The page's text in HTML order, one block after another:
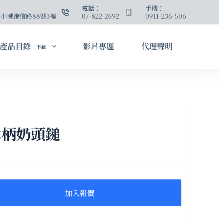
港港信路88號3樓
電話：
07-822-2692
手機：
0911-236-506
品目錄 下載 影片專區 代理聲明
奶頭鎚
加入報價